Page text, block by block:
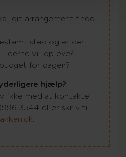
dit arrangement finde
sted og er der
gerne vil opleve?
for dagen?
hjælp?
ikke med at kontakte
3544 eller skriv til
.